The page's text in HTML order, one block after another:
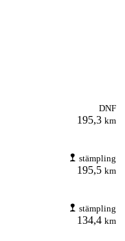
DNF
195,3km
stämpling
195,5km
stämpling
134,4km